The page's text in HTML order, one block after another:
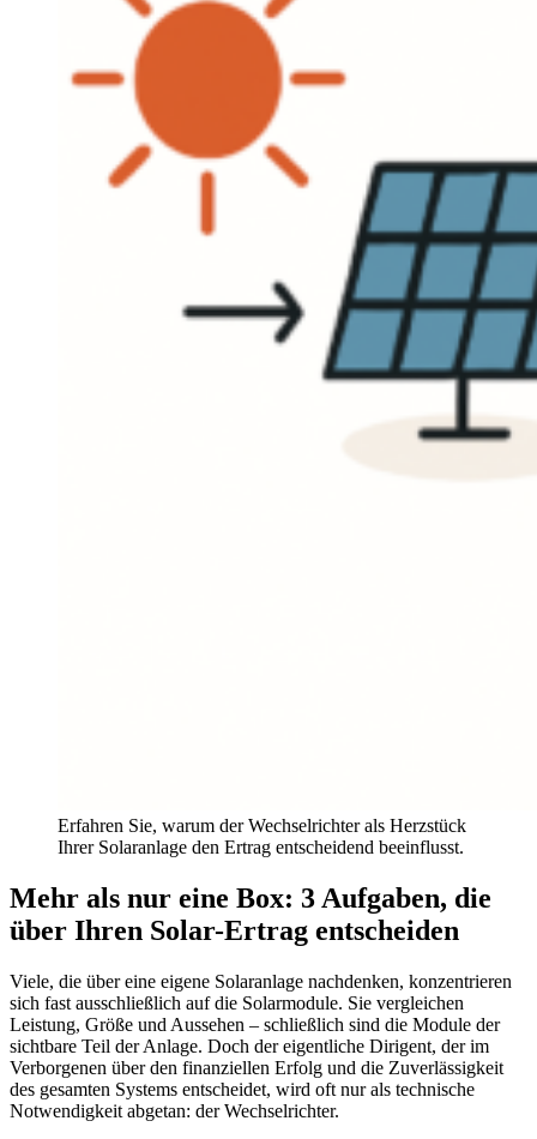
Erfahren Sie, warum der Wechselrichter als Herzstück
Ihrer Solaranlage den Ertrag entscheidend beeinflusst.
Mehr als nur eine Box: 3 Aufgaben, die
über Ihren Solar-Ertrag entscheiden
Viele, die über eine eigene Solaranlage nachdenken, konzentrieren
sich fast ausschließlich auf die Solarmodule. Sie vergleichen
Leistung, Größe und Aussehen – schließlich sind die Module der
sichtbare Teil der Anlage. Doch der eigentliche Dirigent, der im
Verborgenen über den finanziellen Erfolg und die Zuverlässigkeit
des gesamten Systems entscheidet, wird oft nur als technische
Notwendigkeit abgetan: der Wechselrichter.